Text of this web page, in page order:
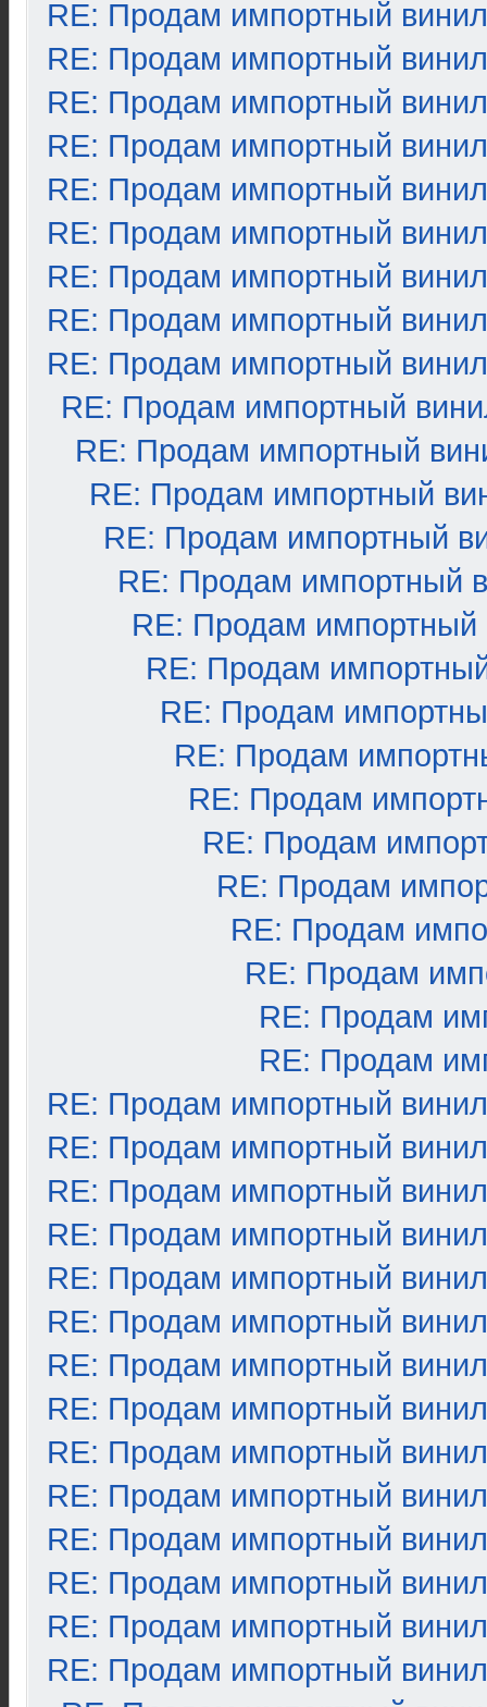
RE: Продам импортный винил
RE: Продам импортный винил
RE: Продам импортный винил
RE: Продам импортный винил
RE: Продам импортный винил
RE: Продам импортный винил
RE: Продам импортный винил
RE: Продам импортный винил
RE: Продам импортный винил
RE: Продам импортный
RE: Продам импортный
RE: Продам импортный
RE: Продам импортный
RE: Продам импортный
RE: Продам импортный
RE: Продам
RE: Продам
RE: Продам
RE: Продам
RE: Продам
RE: Продам
RE: Продам
RE: Продам
RE: Продам
RE: Продам
RE: Продам импортный винил
RE: Продам импортный винил
RE: Продам импортный винил
RE: Продам импортный винил
RE: Продам импортный винил
RE: Продам импортный винил
RE: Продам импортный винил
RE: Продам импортный винил
RE: Продам импортный винил
RE: Продам импортный винил
RE: Продам импортный винил
RE: Продам импортный винил
RE: Продам импортный винил
RE: Продам импортный винил